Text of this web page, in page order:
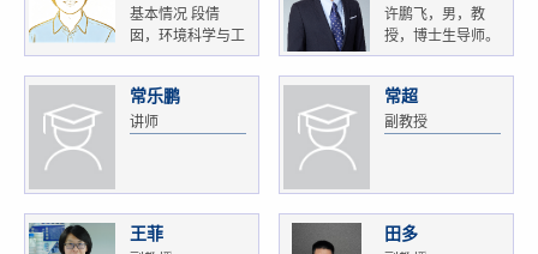
基本情况 段倩
囡，环境科学与工
程...
许鹏飞，男，教
授，博士生导师。
获...
常乐鹏
讲师
常超
副教授
王菲 田多